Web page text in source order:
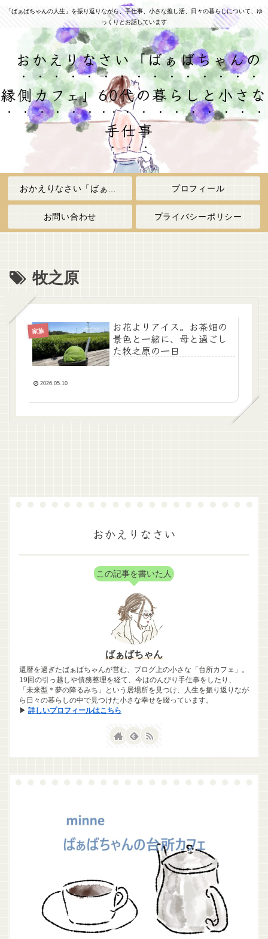
「ばぁばちゃんの人生」を振り返りながら、手仕事、小さな推し活、日々の暮らしについて、ゆ
っくりとお話しています
おかえりなさい「ばぁばちゃんの
縁側カフェ」60代の暮らしと小さな
手仕事
プロフィール
お問い合わせ プライバシーポリシー
牧之原
家族
お花よりアイス。お茶畑の
景色と一緒に、母と過ごし
た牧之原の一日
2026.05.10
おかえりなさい
この記事を書いた人
ばぁばちゃん
還暦を過ぎたばぁばちゃんが営む、ブログ上の小さな「台所カフェ」。
19回の引っ越しや債務整理を経て、今はのんびり手仕事をしたり、
「未来型＊夢の降るみち」という居場所を見つけ、人生を振り返りなが
ら日々の暮らしの中で見つけた小さな幸せを綴っています。
▶ 詳しいプロフィールはこちら